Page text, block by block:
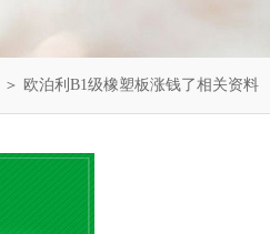
＞ 欧泊利B1级橡塑板涨钱了相关资料